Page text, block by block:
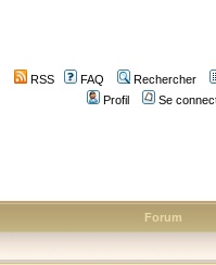
RSS FAQ
Rechercher
Profil
Se
Forum